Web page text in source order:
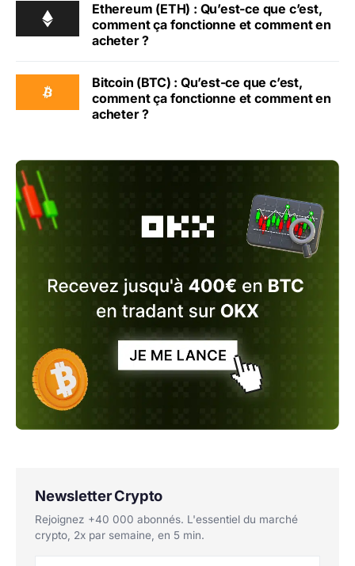
Ethereum (ETH) : Qu’est-ce que c’est,
comment ça fonctionne et comment en
acheter ?
Bitcoin (BTC) : Qu’est-ce que c’est,
comment ça fonctionne et comment en
acheter ?
Newsletter Crypto
Rejoignez +40 000 abonnés. L'essentiel du marché
crypto, 2x par semaine, en 5 min.